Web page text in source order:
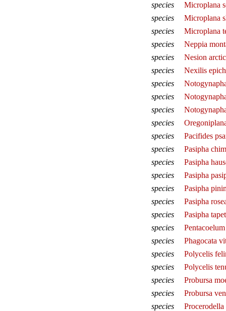
species
Microplana
species
Microplana
species
Microplana
species
Neppia
species
Nesion
species
Nexilis
species
species
species
species
species
Pacifides
species
Pasipha
species
Pasipha
species
Pasipha
species
Pasipha
species
Pasipha
species
Pasipha
species
species
Phagocata
species
Polycelis
species
Polycelis
species
Probursa
species
Probursa
species
Procerodella